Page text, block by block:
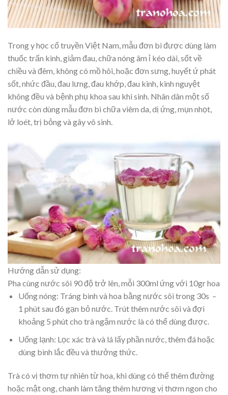
Trong y học cổ truyền Việt Nam, mẫu đơn bì được dùng làm
thuốc trấn kinh, giảm đau, chữa nóng âm ỉ kéo dài, sốt về
chiều và đêm, không có mồ hôi, hoặc đơn sưng, huyết ứ phát
sốt, nhức đầu, đau lưng, đau khớp, đau kinh, kinh nguyệt
không đều và bệnh phụ khoa sau khi sinh. Nhân dân một số
nước còn dùng mẫu đơn bì chữa viêm da, dị ứng, mụn nhọt,
lở loét, trị bỏng và gây vô sinh.
Hướng dẫn sử dụng:
Pha cùng nước sôi 90 độ trở lên, mỗi 300ml ứng với 10gr hoa
Uống nóng: Tráng bình và hoa bằng nước sôi trong 30s –
1 phút sau đó gạn bỏ nước. Trút thêm nước sôi và đợi
khoảng 5 phút cho trà ngậm nước là có thể dùng được.
Uống lạnh: Lọc xác trà và lá lấy phần nước, thêm đá hoặc
dùng bình lắc đều và thưởng thức.
Trà có vị thơm tự nhiên từ hoa, khi dùng có thể thêm đường
hoặc mật ong, chanh làm tăng thêm hương vị thơm ngon cho